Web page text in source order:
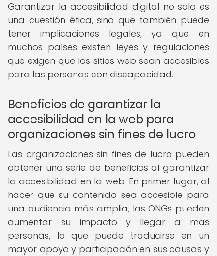
Garantizar la accesibilidad digital no solo es
una cuestión ética, sino que también puede
tener implicaciones legales, ya que en
muchos países existen leyes y regulaciones
que exigen que los sitios web sean accesibles
para las personas con discapacidad.
Beneficios de garantizar la
accesibilidad en la web para
organizaciones sin fines de lucro
Las organizaciones sin fines de lucro pueden
obtener una serie de beneficios al garantizar
la accesibilidad en la web. En primer lugar, al
hacer que su contenido sea accesible para
una audiencia más amplia, las ONGs pueden
aumentar su impacto y llegar a más
personas, lo que puede traducirse en un
mayor apoyo y participación en sus causas y